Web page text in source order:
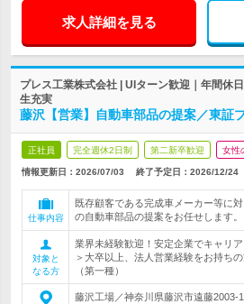
求人詳細を見る
プレス工業株式会社 | UIターン歓迎｜年間休
生充実
藤沢【営業】自動車部品の提案／東証
正社員 完全週休2日制 第二新卒歓迎 女性
情報更新日：2026/07/03 終了予定日： 2026/12/24
仕事内容
既存顧客である完成車メーカー等に
の自動車部品の提案をお任せします。
対象と
なる方
業界未経験歓迎！安定企業でキャリ
＞大卒以上、法人営業経験をお持ち
（第一種）
藤沢工場／神奈川県藤沢市遠藤2003-